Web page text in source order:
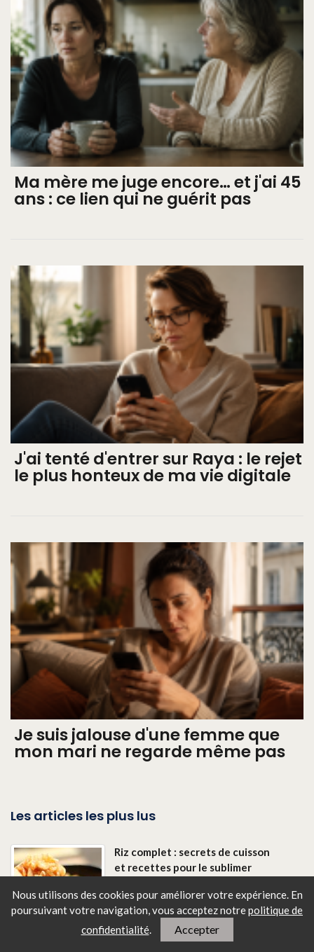
Nous utilisons des cookies pour améliorer votre expérience. En
poursuivant votre navigation, vous acceptez notrepolitique de
confidentialité. Accepter
Ma mère me juge encore… et j'ai 45
ans : ce lien qui ne guérit pas
J'ai tenté d'entrer sur Raya : le rejet
le plus honteux de ma vie digitale
Je suis jalouse d'une femme que
mon mari ne regarde même pas
Les articles les plus lus
Riz complet : secrets de cuisson
et recettes pour le sublimer